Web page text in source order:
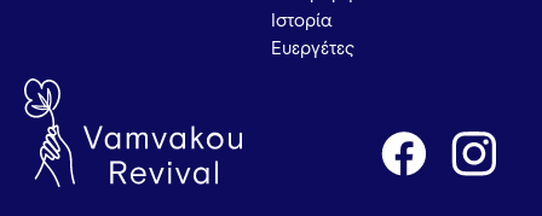
Ιστορία
Ευεργέτες